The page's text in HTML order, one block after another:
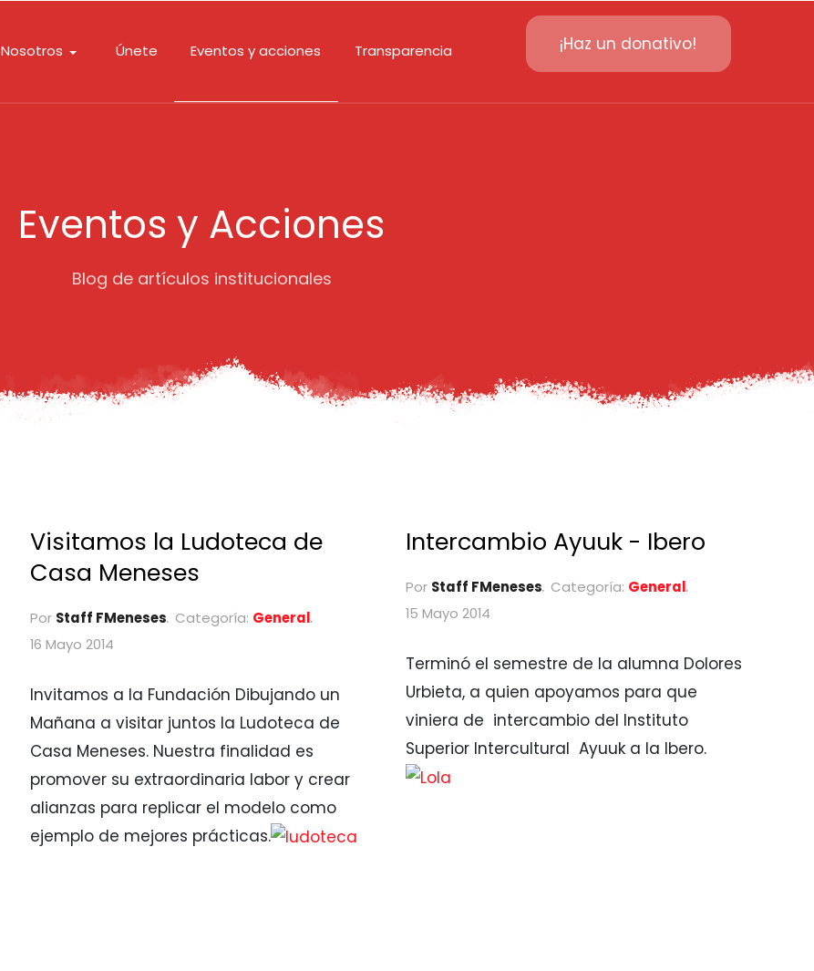
Nosotros Únete Eventos y acciones Transparencia ¡Haz un donativo!
Eventos y Acciones
Blog de artículos institucionales
Visitamos la Ludoteca de
Casa Meneses
Por Staff FMeneses Categoría: General
16 Mayo 2014
Invitamos a la Fundación Dibujando un
Mañana a visitar juntos la Ludoteca de
Casa Meneses. Nuestra finalidad es
promover su extraordinaria labor y crear
alianzas para replicar el modelo como
ejemplo de mejores prácticas.
Intercambio Ayuuk - Ibero
Por Staff FMeneses Categoría: General
15 Mayo 2014
Terminó el semestre de la alumna Dolores
Urbieta, a quien apoyamos para que
viniera de intercambio del Instituto
Superior Intercultural Ayuuk a la Ibero.